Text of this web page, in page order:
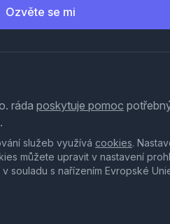
Ozvěte se mi
ráda poskytuje pomoc
služeb využívá cookies.
můžete upravit v nastavení
souladu s nařízením Evropské